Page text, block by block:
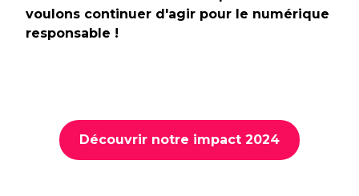
voulons continuer d'agir pour le numérique
responsable !
Découvrir notre impact 2024